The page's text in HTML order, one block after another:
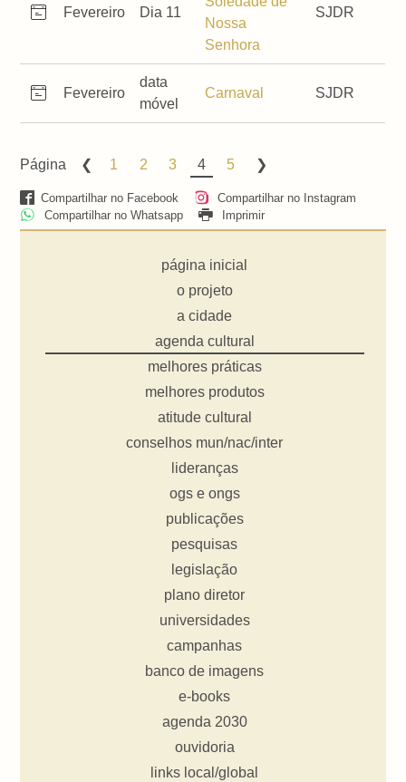
Fevereiro Dia 11
Nossa
Senhora
SJDR
Fevereiro
data
móvel
Carnaval SJDR
Página 1 2 3 4 5
Compartilhar no Facebook
Compartilhar no Instagram
Compartilhar no Whatsapp
Imprimir
página inicial
o projeto
a cidade
agenda cultural
melhores práticas
melhores produtos
atitude cultural
conselhos mun/nac/inter
lideranças
ogs e ongs
publicações
pesquisas
legislação
plano diretor
universidades
campanhas
banco de imagens
e-books
agenda 2030
ouvidoria
links local/global